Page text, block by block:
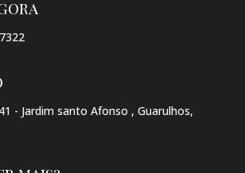
- Jardim santo Afonso , Guarulhos,